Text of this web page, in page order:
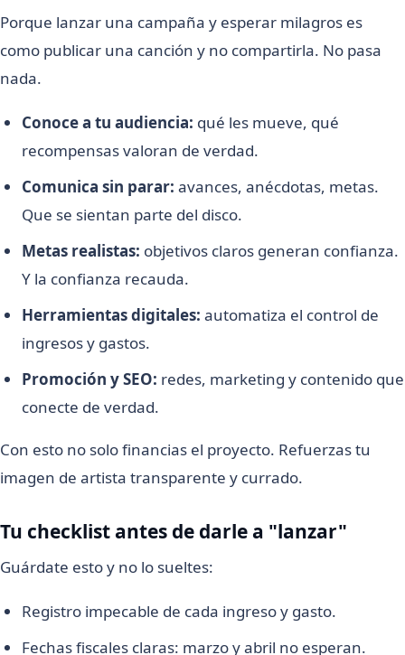
Porque lanzar una campaña y esperar milagros es
como publicar una canción y no compartirla. No pasa
nada.
Conoce a tu audiencia: qué les mueve, qué
recompensas valoran de verdad.
Comunica sin parar: avances, anécdotas, metas.
Que se sientan parte del disco.
Metas realistas: objetivos claros generan confianza.
Y la confianza recauda.
Herramientas digitales: automatiza el control de
ingresos y gastos.
Promoción y SEO: redes, marketing y contenido que
conecte de verdad.
Con esto no solo financias el proyecto. Refuerzas tu
imagen de artista transparente y currado.
Tu checklist antes de darle a "lanzar"
Guárdate esto y no lo sueltes:
Registro impecable de cada ingreso y gasto.
Fechas fiscales claras: marzo y abril no esperan.